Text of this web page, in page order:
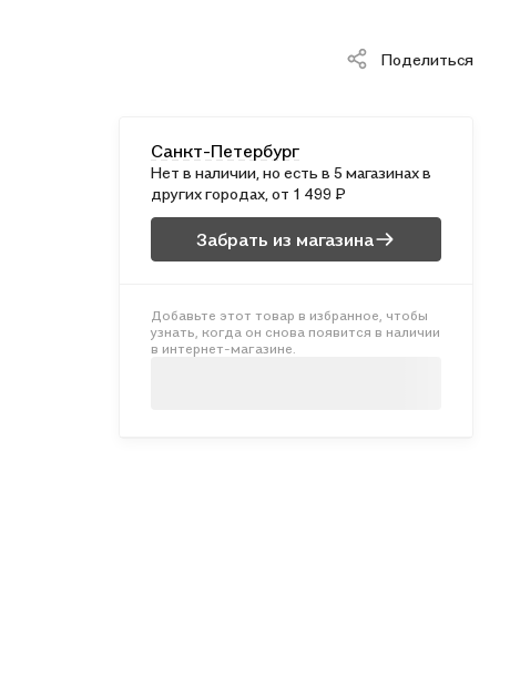
Поделиться
Санкт-Петербург
Нет в наличии, но есть в 5 магазинах в
других городах, от 1 499 ₽
Забрать из магазина
Добавьте этот товар в избранное, чтобы
узнать, когда он снова появится в наличии
в интернет-магазине.